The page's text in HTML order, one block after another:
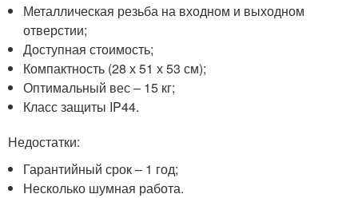
Металлическая резьба на входном и выходном
отверстии;
Доступная стоимость;
Компактность (28 х 51 х 53 см);
Оптимальный вес – 15 кг;
Класс защиты IP44.
Недостатки:
Гарантийный срок – 1 год;
Несколько шумная работа.